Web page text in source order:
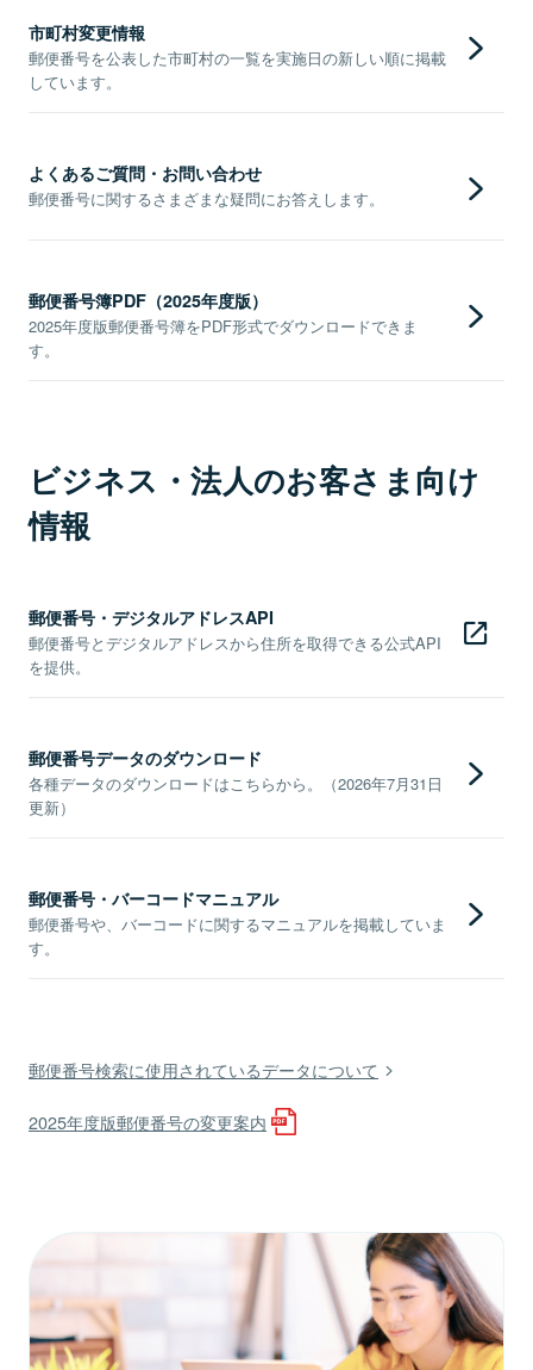
市町村変更情報
郵便番号を公表した市町村の一覧を実施日の新しい順に掲載
しています。
よくあるご質問・お問い合わせ
郵便番号に関するさまざまな疑問にお答えします。
郵便番号簿PDF（2025年度版）
2025年度版郵便番号簿をPDF形式でダウンロードできま
す。
ビジネス・法人のお客さま向け
情報
郵便番号・デジタルアドレスAPI
郵便番号とデジタルアドレスから住所を取得できる公式API
を提供。
郵便番号データのダウンロード
各種データのダウンロードはこちらから。（2026年7月31日
更新）
郵便番号・バーコードマニュアル
郵便番号や、バーコードに関するマニュアルを掲載していま
す。
郵便番号検索に使用されているデータについて
2025年度版郵便番号の変更案内